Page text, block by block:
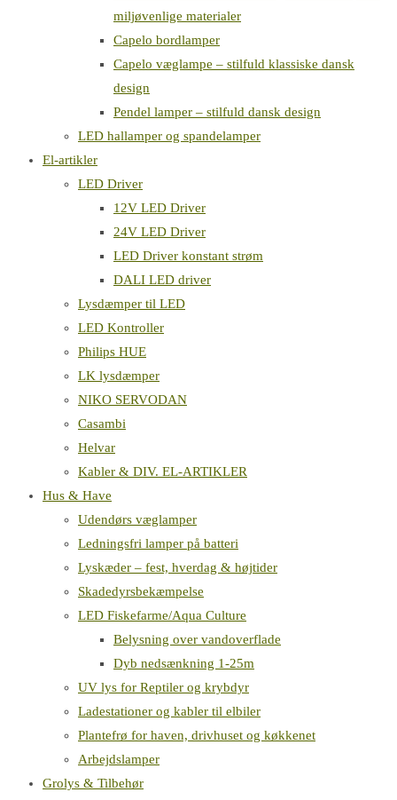
miljøvenlige materialer
Capelo bordlamper
Capelo væglampe – stilfuld klassiske dansk
design
Pendel lamper – stilfuld dansk design
LED hallamper og spandelamper
El-artikler
LED Driver
12V LED Driver
24V LED Driver
LED Driver konstant strøm
DALI LED driver
Lysdæmper til LED
LED Kontroller
Philips HUE
LK lysdæmper
NIKO SERVODAN
Casambi
Helvar
Kabler & DIV. EL-ARTIKLER
Hus & Have
Udendørs væglamper
Ledningsfri lamper på batteri
Lyskæder – fest, hverdag & højtider
Skadedyrsbekæmpelse
LED Fiskefarme/Aqua Culture
Belysning over vandoverflade
Dyb nedsænkning 1-25m
UV lys for Reptiler og krybdyr
Ladestationer og kabler til elbiler
Plantefrø for haven, drivhuset og køkkenet
Arbejdslamper
Grolys & Tilbehør